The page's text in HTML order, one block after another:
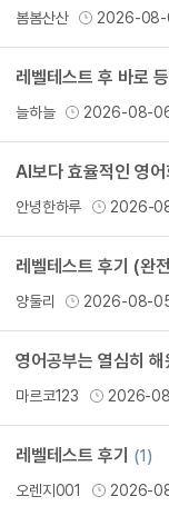
봄봄산산 2026-
레벨테스트 후 바로
늘하늘 2026-08-
AI보다 효율적인 영
안녕한하루 2026-
레벨테스트 후기 (완
양둘리 2026-08-
마르코123 2026-
레벨테스트 후기
(1)
오렌지001
2026-